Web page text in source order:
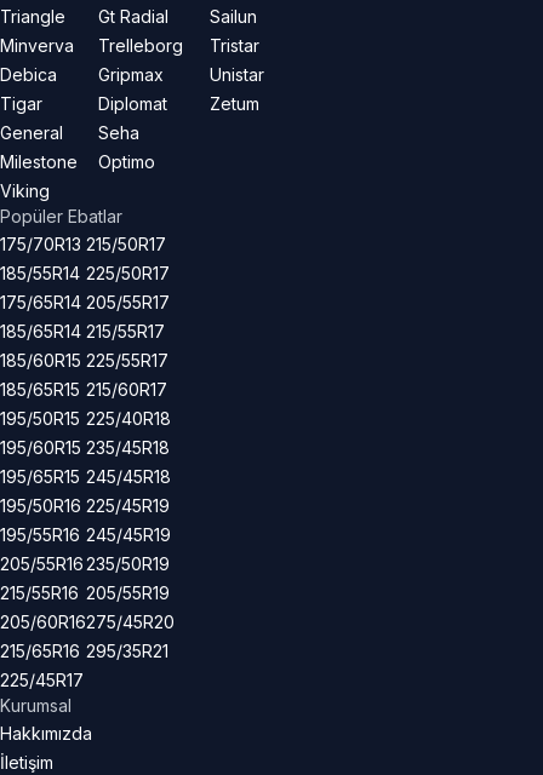
Triangle
Minverva
Debica
Tigar
General
Milestone
Viking
Gt Radial
Trelleborg
Gripmax
Diplomat
Seha
Optimo
Sailun
Tristar
Unistar
Zetum
Popüler Ebatlar
175/70R13
185/55R14
175/65R14
185/65R14
185/60R15
185/65R15
195/50R15
195/60R15
195/65R15
195/50R16
195/55R16
205/55R16
215/55R16
205/60R16
215/65R16
225/45R17
215/50R17
225/50R17
205/55R17
215/55R17
225/55R17
215/60R17
225/40R18
235/45R18
245/45R18
225/45R19
245/45R19
235/50R19
205/55R19
275/45R20
295/35R21
Kurumsal
Hakkımızda
İletişim